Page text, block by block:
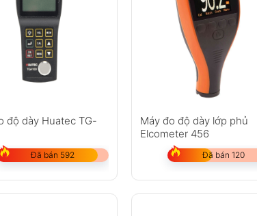
độ dày Huatec TG-
Đã bán 592
Máy đo độ dày lớp phủ
Elcometer 456
Đã bán 120